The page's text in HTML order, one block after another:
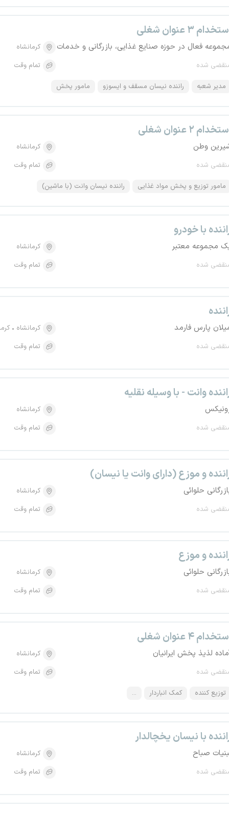
۳ عنوان شغلی
فعال در حوزه صنایع غذایی، بازرگانی و خدمات
شده
کرمانشاه
تمام وقت
مدیر شعبه راننده نیسان مسقف و ایسوزو مامور پخش
۲ عنوان شغلی
وطن
شده
کرمانشاه
تمام وقت
مامور توزیع و پخش مواد غذایی راننده نیسان وانت (با ماشین)
با خودرو
مجموعه معتبر
شده
کرمانشاه
تمام وقت
پارس فارمد
شده
کرمانشاه
تمام وقت
وانت - با وسیله نقلیه
شده
کرمانشاه
تمام وقت
و موزع (دارای وانت یا نیسان)
حلوائی
شده
کرمانشاه
تمام وقت
و موزع
حلوائی
شده
کرمانشاه
تمام وقت
۴ عنوان شغلی
لذیذ پخش ایرانیان
شده
کرمانشاه
تمام وقت
توزیع کننده کمک انباردار ...
با نیسان یخچالدار
صباح
شده
کرمانشاه
تمام وقت